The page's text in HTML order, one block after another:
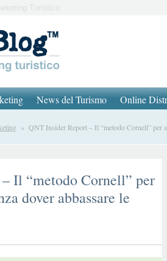
Turistico
News del Turismo Online
» QNT Insider Report – Il “metodo Cornell” per
Il “metodo Cornell” per
dover abbassare le